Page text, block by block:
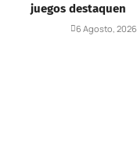
juegos destaquen
6 Agosto, 2026